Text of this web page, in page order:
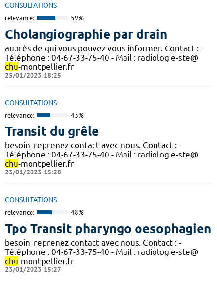
CONSULTATIONS
relevance: 59%
Cholangiographie par drain
auprès de qui vous pouvez vous informer. Contact : -
Téléphone : 04-67-33-75-40 - Mail : radiologie-ste@
chu-montpellier.fr
25/01/2023 18:25
CONSULTATIONS
relevance: 43%
Transit du grêle
besoin, reprenez contact avec nous. Contact : -
Téléphone : 04-67-33-75-40 - Mail : radiologie-ste@
chu-montpellier.fr
23/01/2023 15:28
CONSULTATIONS
relevance: 48%
Tpo Transit pharyngo oesophagien
besoin, reprenez contact avec nous. Contact : -
Téléphone : 04-67-33-75-40 - Mail : radiologie-ste@
chu-montpellier.fr
23/01/2023 15:27